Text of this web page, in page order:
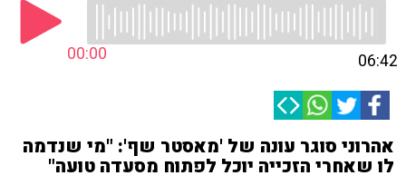
00:00 06:42
אהרוני סוגר עונה של 'מאסטר שף': "מי שנדמה
לו שאחרי הזכייה יוכל לפתוח מסעדה טועה"